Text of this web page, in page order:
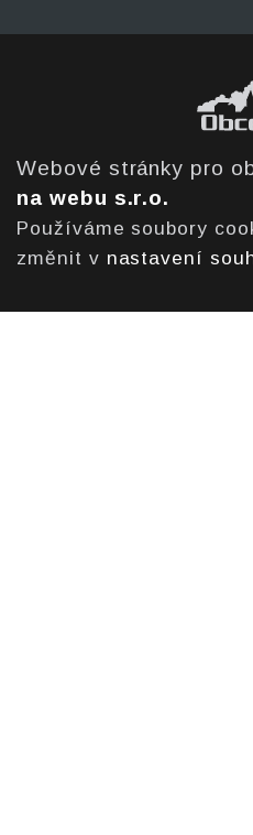
Webové stránky pro
na webu s.r.o.
Používáme soubory
změnit v nastavení